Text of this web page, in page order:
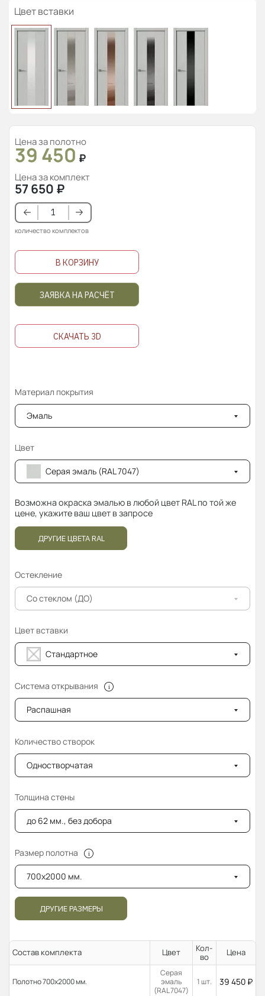
Цвет вставки
Цена за полотно
39 450 ₽
Цена за комплект
57 650 ₽
количество комплектов
В КОРЗИНУ
ЗАЯВКА НА РАСЧЁТ
СКАЧАТЬ 3D
Материал покрытия
Эмаль
Цвет
Серая эмаль (RAL 7047)
Возможна окраска эмалью в любой цвет RAL по той же
цене, укажите ваш цвет в запросе
ДРУГИЕ ЦВЕТА RAL
Остекление
Со стеклом (ДО)
Цвет вставки
Стандартное
Система открывания
Распашная
Количество створок
Одностворчатая
Толщина стены
до 62 мм., без добора
Размер полотна
700x2000 мм.
ДРУГИЕ РАЗМЕРЫ
Состав комплекта Цвет
Кол-
во
Цена
Полотно 700x2000 мм.
Серая
эмаль
(RAL 7047)
1 шт. 39 450 ₽